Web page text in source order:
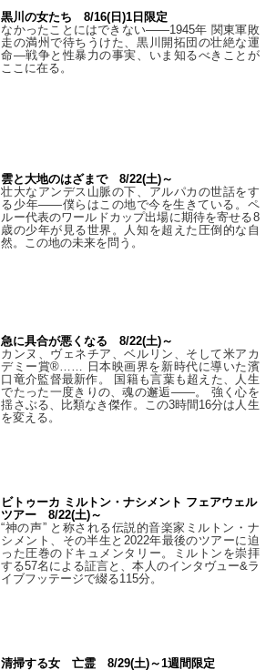
黒川の女たち 8/16(日)1日限定
なかったことにはできない——1945年 関東軍敗
走の満州で待ちうけた、黒川開拓団の壮絶な運
命―戦争と性暴力の事実、いま知るべきことが
ここに在る。
雲と大地のはざまで 8/22(土)～
壮大なアンデス山脈の下、アルパカの世話をす
る少年――僕らはこの地で今を生きている。ペ
ルー代表のワールドカップ出場に期待を寄せる8
歳の少年が見る世界。人知を超えた圧倒的な自
然。この地の未来を問う。
急に具合が悪くなる 8/22(土)～
カンヌ、ヴェネチア、ベルリン、そして米アカ
デミー賞®…… 日本映画界を新時代に導いた濱
口竜介監督最新作。 国籍も言葉も超えた、人生
でたった一度きりの、魂の邂逅――。 強く心を
揺さぶる、比類なき傑作。この3時間16分は人生
を変える。
ビトゥーカ ミルトン・ナシメント フェアウェル
ツアー 8/22(土)～
“神の声” と称される伝説的音楽家ミルトン・ナ
シメント、その半生と2022年最後のツアーに迫
った圧巻のドキュメンタリー。ミルトンを崇拝
する57名による証言と、本人のインタヴュー&ラ
イブフッテージで綴る115分。
清掃する女 亡霊 8/29(土)～1週間限定